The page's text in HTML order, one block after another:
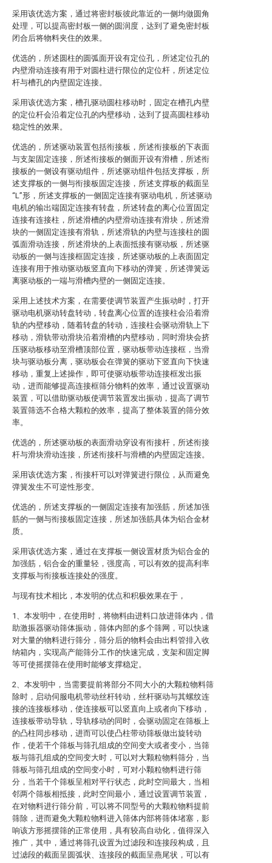
采用该优选方案，通过将密封板彼此靠近的一侧均做圆角
处理，可以提高密封板一侧的圆润度，达到了避免密封板
闭合后将物料夹住的效果。
优选的，所述圆柱的圆弧面开设有定位孔，所述定位孔的
内壁滑动连接有用于对圆柱进行限位的定位杆，所述定位
杆与槽孔的内壁固定连接。
采用该优选方案，槽孔驱动圆柱移动时，固定在槽孔内壁
的定位杆会沿着定位孔的内壁移动，达到了提高圆柱移动
稳定性的效果。
优选的，所述驱动装置包括衔接板，所述衔接板的下表面
与支架固定连接，所述衔接板的侧面开设有滑槽，所述衔
接板的一侧设有驱动组件，所述驱动组件包括支撑板，所
述支撑板的一侧与衔接板固定连接，所述支撑板的截面呈
“L”形，所述支撑板的一侧固定连接有驱动电机，所述驱动
电机的输出端固定连接有转盘，所述转盘的离心位置固定
连接有连接柱，所述滑槽的内壁滑动连接有滑块，所述滑
块的一侧固定连接有滑轨，所述滑轨的内壁与连接柱的圆
弧面滑动连接，所述滑块的上表面抵接有驱动板，所述驱
动板的一侧与连接框固定连接，所述驱动板的上表面固定
连接有用于推动驱动板竖直向下移动的弹簧，所述弹簧远
离驱动板的一端与滑槽内壁的一侧固定连接。
采用上述技术方案，在需要使调节装置产生振动时，打开
驱动电机驱动转盘转动，转盘离心位置的连接柱会沿着滑
轨的内壁移动，随着转盘的转动，连接柱会驱动滑轨上下
移动，滑轨带动滑块沿着滑槽的内壁移动，同时滑块会挤
压驱动板移动至滑槽顶部位置，驱动板带动连接框，当滑
块与驱动板分离，驱动板会在弹簧的驱动下竖直向下快速
移动，重复上述操作，即可使驱动板带动连接框发出振
动，进而能够提高连接框筛分物料的效率，通过设置驱动
装置，可以借助驱动板使调节装置发出振动，提高了调节
装置筛选不合格大颗粒的效率，提高了整体装置的筛分效
率。
优选的，所述驱动板的表面滑动穿设有衔接杆，所述衔接
杆与滑块滑动连接，所述衔接杆与滑槽的内壁固定连接。
采用该优选方案，衔接杆可以对弹簧进行限位，从而避免
弹簧发生不可逆性形变。
优选的，所述支撑板的一侧固定连接有加强筋，所述加强
筋的一侧与衔接板固定连接，所述加强筋具体为铝合金材
质。
采用该优选方案，通过在支撑板一侧设置材质为铝合金的
加强筋，铝合金的重量轻，强度高，可以有效的提高利率
支撑板与衔接板连接处的强度。
与现有技术相比，本发明的优点和积极效果在于，
1、本发明中，在使用时，将物料由进料口放进筛体内，借
助激振器驱动筛体振动，筛体内部的多个筛网，可以快速
对大量的物料进行筛分，筛分后的物料会由出料管排入收
纳箱内，实现高产能筛分工作的快速完成，支架和固定脚
等可使摇摆筛在使用时能够支撑稳定。
2、本发明中，当需要提前将部分不同大小的大颗粒物料筛
除时，启动伺服电机带动丝杆转动，丝杆驱动与其螺纹连
接的连接板移动，使连接板可以竖直向上或者向下移动，
连接板带动导轨，导轨移动的同时，会驱动固定在筛板上
的凸柱同步移动，进而可以使凸柱带动筛板做出旋转动
作，使若干个筛板与筛孔组成的空间变大或者变小，当筛
板与筛孔组成的空间变大时，可以对大颗粒物料筛分，当
筛板与筛孔组成的空间变小时，可对小颗粒物料进行筛
分，当若干个筛板呈相对平行状态，此时空间最大，当相
邻两个筛板相抵接，此时空间最小，通过设置调节装置，
在对物料进行筛分前，可以将不同型号的大颗粒物料提前
筛除，进而避免大颗粒物料进入筛体内部将筛体堵塞，影
响该方形摇摆筛的正常使用，具有较高自动化，值得深入
推广，其中，通过将筛孔设置为过滤段和连接段构成，且
过滤段的截面呈圆弧状、连接段的截面呈燕尾状，可以有